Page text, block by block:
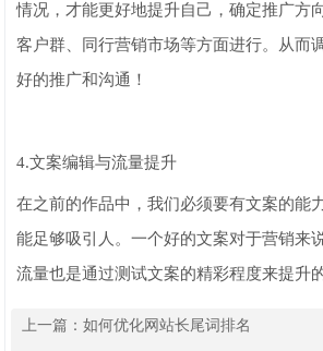
情况，才能更好地提升自己，确定推广方
客户群、同行营销市场等方面进行。从而
好的推广和沟通！
4.文案编辑与流量提升
在之前的作品中，我们必须要有文案的能
能足够吸引人。一个好的文案对于营销来
流量也是通过测试文案的精彩程度来提升的
上一篇：如何优化网站长尾词排名